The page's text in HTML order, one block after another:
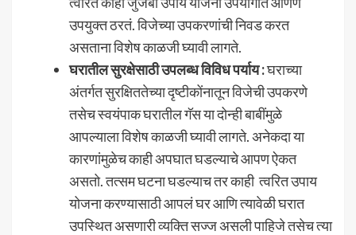
उपयुक्त ठरतं. विजेच्या उपकरणांची निवड करत
असताना विशेष काळजी घ्यावी लागते.
घरातील सुरक्षेसाठी उपलब्ध विविध पर्याय:घराच्या
अंतर्गत सुरक्षिततेच्या दृष्टीकोंनातून विजेची उपकरणे
तसेच स्वयंपाक घरातील गॅस या दोन्ही बाबींमुळे
आपल्याला विशेष काळजी घ्यावी लागते. अनेकदा या
कारणांमुळेच काही अपघात घडल्याचे आपण ऐकत
असतो. तत्सम घटना घडल्याच तर काही त्वरित उपाय
योजना करण्यासाठी आपलं घर आणि त्यावेळी घरात
उपस्थित असणारी व्यक्ति सज्ज असली पाहिजे तसेच त्या